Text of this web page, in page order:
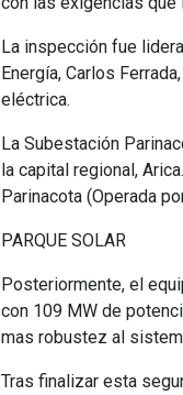
La inspección fue
Energía, Carlos
eléctrica.
La Subestación
la capital regional,
Parinacota (Operada
PARQUE SOLAR
Posteriormente, el
con 109 MW de
mas robustez al
Tras finalizar esta